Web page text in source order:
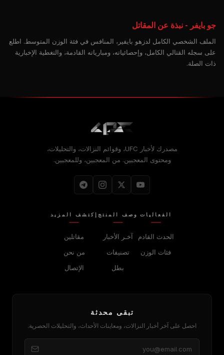
جو بايفر - نبذة عن المقاتل
الملف الشخصي الكامل لدزهو بايفير، المنافس في فئة الوزن المتوسط. اطلع
على سجله القتالي الكامل، وإحصائياته، ومبارياته القادمة، والتغطية الإخبارية
ذات الصلة.
مصدرك لأخبار UFC، وقوائم النزالات، والتحليلات،
ومحتوى المعجبين. من المعجبين، وللمعجبين.
الفعاليات
الحدث القادم
فئات الوزن
وصف المنتج
آخـر الأخبار
تصنيفات
بطل
إكتشف المزيد
مقاتلين
من نحن
الإتصال
تبقى محدثة
احصل على آخر أخبار النزالات، ومعاينات الأحداث، والتحليلات الحصرية.